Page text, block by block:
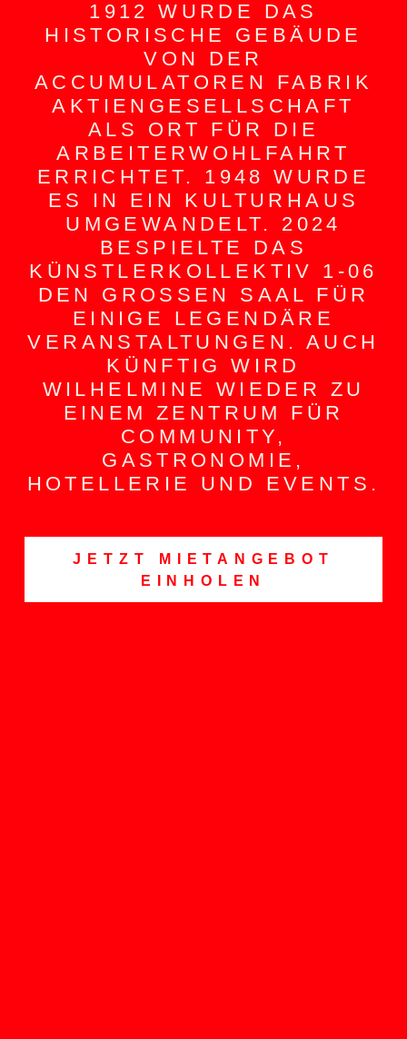
1912 WURDE DAS
HISTORISCHE GEBÄUDE
VON DER
ACCUMULATOREN FABRIK
AKTIENGESELLSCHAFT
ALS ORT FÜR DIE
ARBEITERWOHLFAHRT
ERRICHTET. 1948 WURDE
ES IN EIN KULTURHAUS
UMGEWANDELT. 2024
BESPIELTE DAS
KÜNSTLERKOLLEKTIV 1-06
DEN GROSSEN SAAL FÜR E
INIGE LEGENDÄRE V
ERANSTALTUNGEN. AUCH K
ÜNFTIG WIRD W
ILHELMINE WIEDER ZU E
INEM ZENTRUM FÜR C
OMMUNITY, G
ASTRONOMIE, H
OTELLERIE UND EVENTS.
JETZT MIETANGEBOT
EINHOLEN